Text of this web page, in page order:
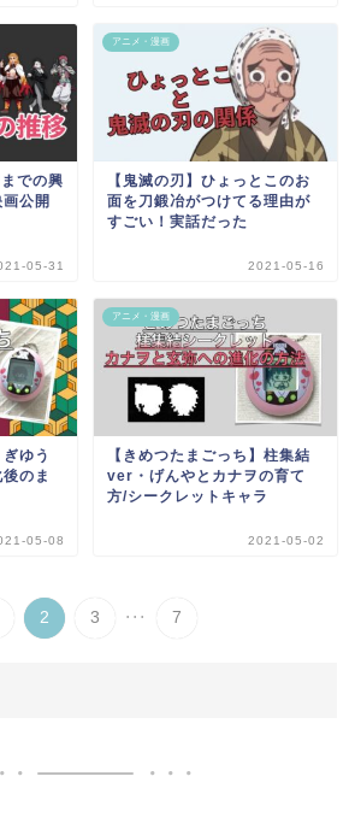
での興
公開
05-31
アニメ・漫画
【鬼滅の刃】ひょっとこのお
面を刀鍛冶がつけてる理由が
すごい！実話だった
2021-05-16
ゆう
のま
05-08
アニメ・漫画
【きめつたまごっち】柱集結
ver・げんやとカナヲの育て
方/シークレットキャラ
2021-05-02
2 3 ... 7